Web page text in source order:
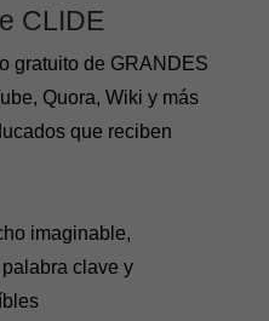
CLIDE
gratuito de GRANDES
Quora, Wiki y más
que reciben
imaginable,
clave y